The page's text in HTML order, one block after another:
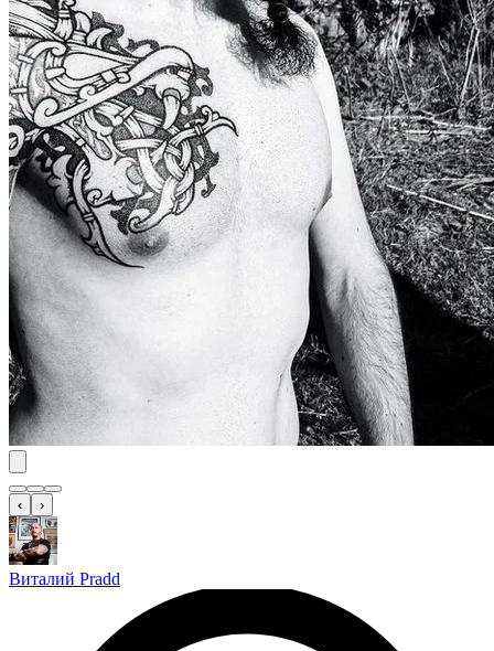
‹ ›
Виталий Pradd